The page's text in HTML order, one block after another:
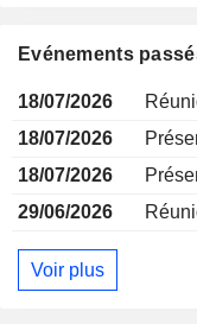
Evénements
18/07/2026
18/07/2026
18/07/2026
29/06/2026
Voir plus